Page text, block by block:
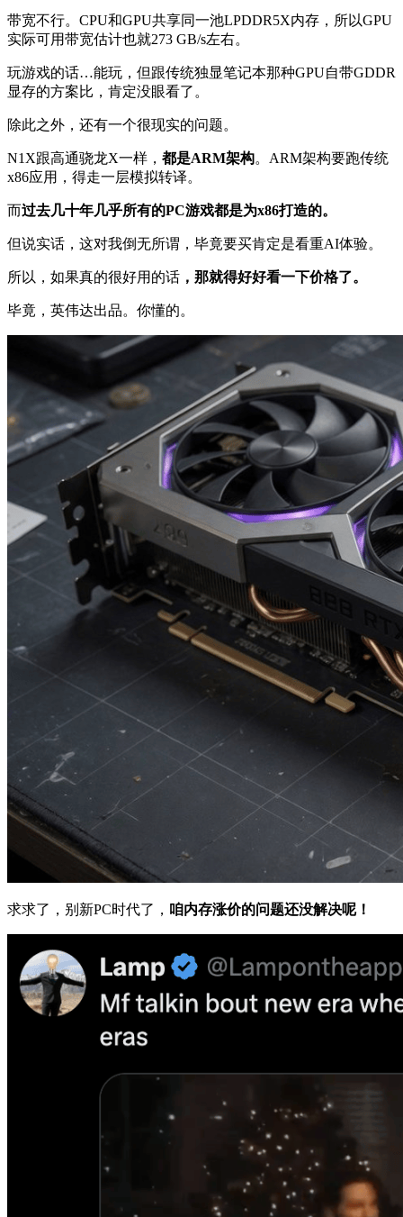
带宽不行。CPU和GPU共享同一池LPDDR5X内存，所以GPU
实际可用带宽估计也就273 GB/s左右。
玩游戏的话…能玩，但跟传统独显笔记本那种GPU自带GDDR
显存的方案比，肯定没眼看了。
除此之外，还有一个很现实的问题。
N1X跟高通骁龙X一样， 都是ARM架构。ARM架构要跑传统
x86应用，得走一层模拟转译。
而过去几十年几乎所有的PC游戏都是为x86打造的。
但说实话，这对我倒无所谓，毕竟要买肯定是看重AI体验。
所以，如果真的很好用的话 ，那就得好好看一下价格了。
毕竟，英伟达出品。你懂的。
求求了，别新PC时代了， 咱内存涨价的问题还没解决呢！